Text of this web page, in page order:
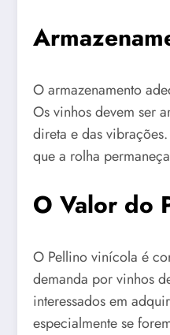
O armazenamento
Os vinhos devem ser
direta e das
que a rolha
O Valor do
O Pellino vinícola é
demanda por vinhos
interessados em
especialmente se